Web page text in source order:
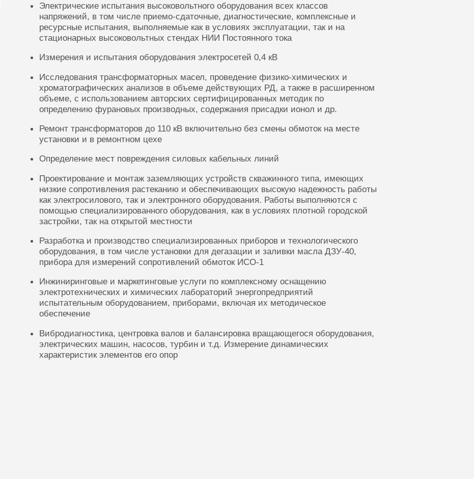
Электрические испытания высоковольтного оборудования всех классов
напряжений, в том числе приемо-сдаточные, диагностические, комплексные и
ресурсные испытания, выполняемые как в условиях эксплуатации, так и на
стационарных высоковольтных стендах НИИ Постоянного тока
Измерения и испытания оборудования электросетей 0,4 кВ
Исследования трансформаторных масел, проведение физико-химических и
хроматографических анализов в объеме действующих РД, а также в расширенном
объеме, с использованием авторских сертифицированных методик по
определению фурановых производных, содержания присадки ионол и др.
Ремонт трансформаторов до 110 кВ включительно без смены обмоток на месте
установки и в ремонтном цехе
Определение мест повреждения силовых кабельных линий
Проектирование и монтаж заземляющих устройств скважинного типа, имеющих
низкие сопротивления растеканию и обеспечивающих высокую надежность работы
как электросилового, так и электронного оборудования. Работы выполняются с
помощью специализированного оборудования, как в условиях плотной городской
застройки, так на открытой местности
Разработка и производство специализированных приборов и технологического
оборудования, в том числе установки для дегазации и заливки масла ДЗУ-40,
прибора для измерений сопротивлений обмоток ИСО-1
Инжиниринговые и маркетинговые услуги по комплексному оснащению
электротехнических и химических лабораторий энергопредприятий
испытательным оборудованием, приборами, включая их методическое
обеспечение
Вибродиагностика, центровка валов и балансировка вращающегося оборудования,
электрических машин, насосов, турбин и т.д. Измерение динамических
характеристик элементов его опор